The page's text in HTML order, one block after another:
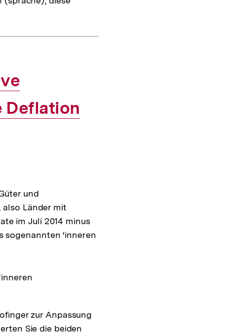
Deflation
und
also Länder mit
im Juli 2014 minus
sogenannten ‘inneren
zur Anpassung
Sie die beiden